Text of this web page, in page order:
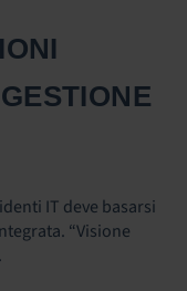
IT deve basarsi
“Visione